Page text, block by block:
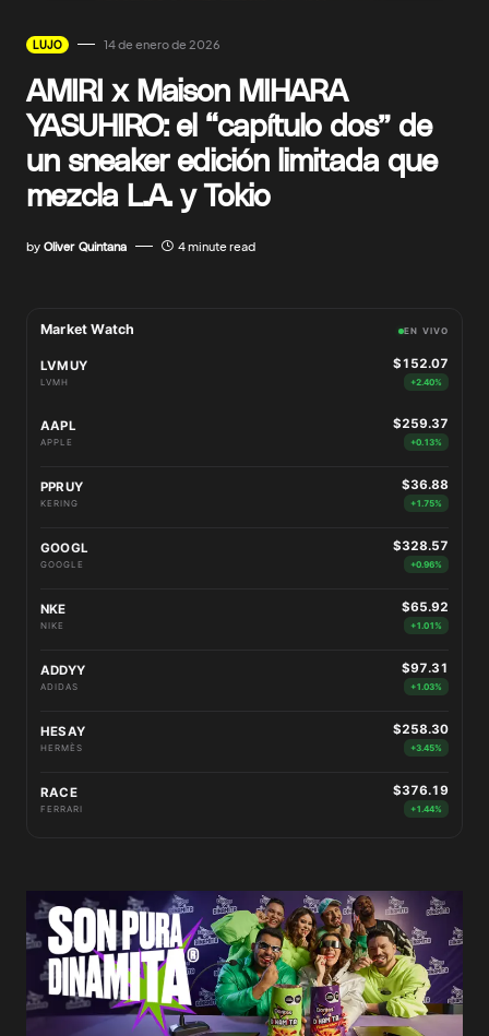
LUJO 14 de enero de 2026
AMIRI x Maison MIHARA
YASUHIRO: el “capítulo dos” de
un sneaker edición limitada que
mezcla L.A. y Tokio
by Oliver Quintana 4 minute read
Market Watch EN VIVO
LVMUY
LVMH
$152.07
+2.40%
AAPL
APPLE
$259.37
+0.13%
PPRUY
KERING
$36.88
+1.75%
GOOGL
GOOGLE
$328.57
+0.96%
NKE
NIKE
$65.92
+1.01%
ADDYY
ADIDAS
$97.31
+1.03%
HESAY
HERMÈS
$258.30
+3.45%
RACE
FERRARI
$376.19
+1.44%